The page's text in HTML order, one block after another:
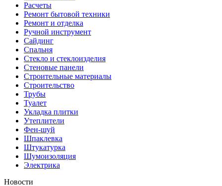
Расчеты
Ремонт бытовой техники
Ремонт и отделка
Ручной инструмент
Сайдинг
Спальня
Стекло и стеклоизделия
Стеновые панели
Строительные материалы
Строительство
Трубы
Туалет
Укладка плитки
Утеплители
Фен-шуй
Шпаклевка
Штукатурка
Шумоизоляция
Электрика
Новости